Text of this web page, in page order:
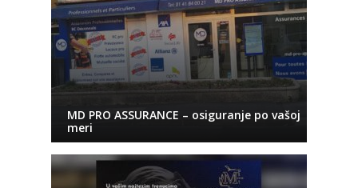
MD PRO ASSURANCE – osiguranje po vašoj
meri